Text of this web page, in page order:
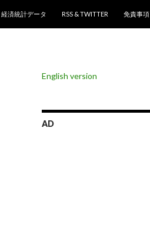
経済統計データ
RSS & TWITTER 免責事項
English version
AD